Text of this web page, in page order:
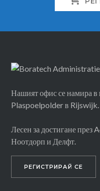
Нашият офис се намира в
Plaspoelpolder в Rijswijk.
Лесен за достигане през
Ноотдорп и Делфт.
РЕГИСТРИРАЙ СЕ